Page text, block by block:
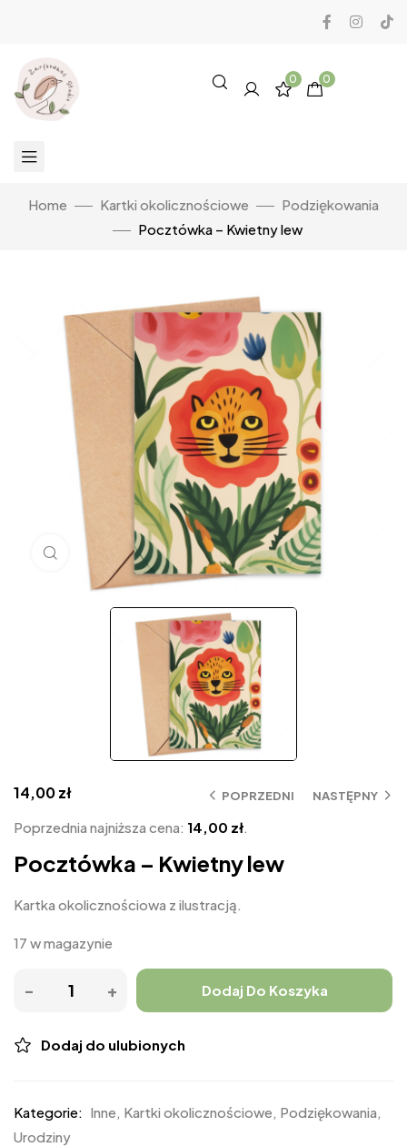
0 0
Home Kartki okolicznościowe
Podziękowania
Pocztówka – Kwietny lew
Click to enlarge
POPRZEDNI NASTĘPNY
14,00zł
Poprzednia najniższa cena: 14,00 zł.
Pocztówka – Kwietny lew
Kartka okolicznościowa z ilustracją.
17 w magazynie
Dodaj Do Koszyka
Dodaj do ulubionych
Kategorie: Inne, Kartki okolicznościowe, Podziękowania,
Urodziny